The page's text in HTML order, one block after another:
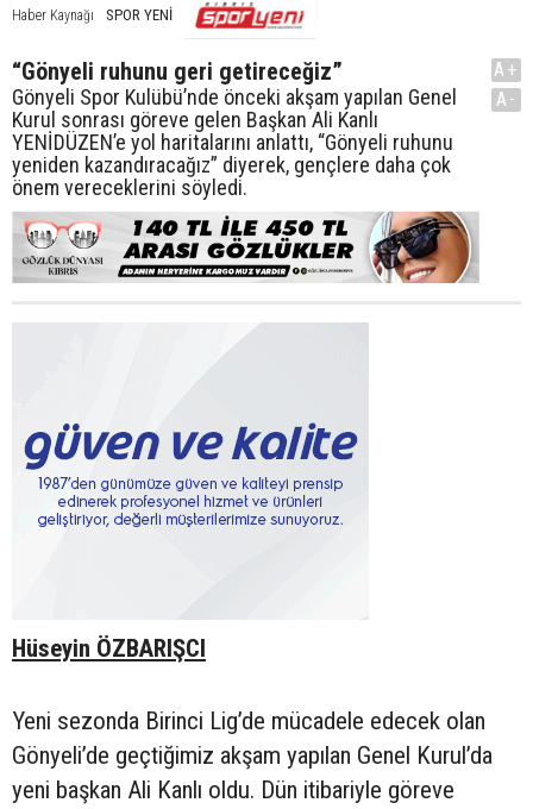
Haber Kaynağı SPOR YENİ
“Gönyeli ruhunu geri getireceğiz”
Gönyeli Spor Kulübü’nde önceki akşam yapılan Genel
Kurul sonrası göreve gelen Başkan Ali Kanlı
YENİDÜZEN’e yol haritalarını anlattı, “Gönyeli ruhunu
yeniden kazandıracağız” diyerek, gençlere daha çok
önem vereceklerini söyledi.
A+
A-
Hüseyin ÖZBARIŞCI
Yeni sezonda Birinci Lig’de mücadele edecek olan
Gönyeli’de geçtiğimiz akşam yapılan Genel Kurul’da
yeni başkan Ali Kanlı oldu. Dün itibariyle göreve